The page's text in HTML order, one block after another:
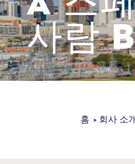
사람
홈 회사 소